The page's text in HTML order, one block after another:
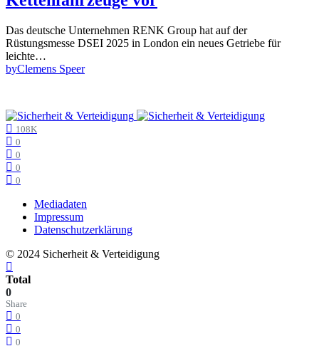
Das deutsche Unternehmen RENK Group hat auf der
Rüstungsmesse DSEI 2025 in London ein neues Getriebe für
leichte…
byClemens Speer
108K
0
0
0
0
Mediadaten
Impressum
Datenschutzerklärung
© 2024 Sicherheit & Verteidigung
Total
0
Share
0
0
0